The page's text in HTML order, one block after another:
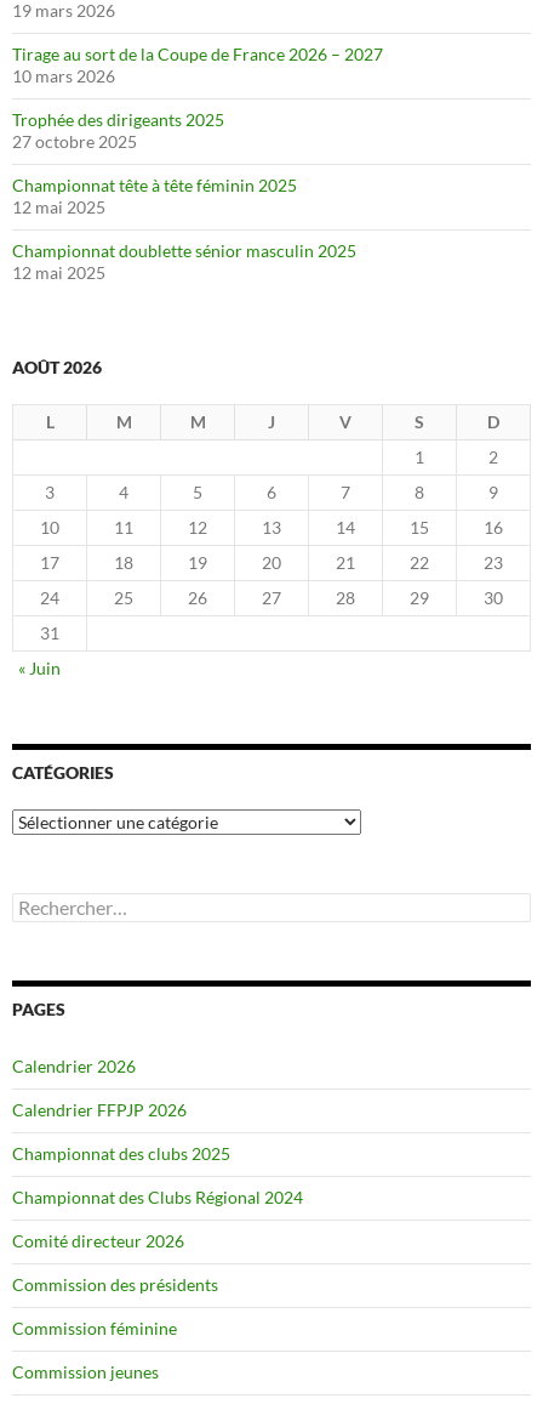
19 mars 2026
Tirage au sort de la Coupe de France 2026 – 2027
10 mars 2026
Trophée des dirigeants 2025
27 octobre 2025
Championnat tête à tête féminin 2025
12 mai 2025
Championnat doublette sénior masculin 2025
12 mai 2025
AOÛT 2026
L M M J V S
D
1
2
3
4 5 6 7 8
9
10
11 12 13 14 15
16
17
18 19 20 21 22
23
24
25 26 27 28 29
30
31
« Juin
CATÉGORIES
Catégories
Rechercher :
PAGES
Calendrier 2026
Calendrier FFPJP 2026
Championnat des clubs 2025
Championnat des Clubs Régional 2024
Comité directeur 2026
Commission des présidents
Commission féminine
Commission jeunes